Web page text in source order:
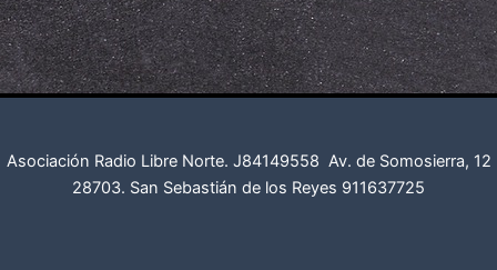
Asociación Radio Libre Norte. J84149558 Av. de Somosierra, 12
28703. San Sebastián de los Reyes 911637725